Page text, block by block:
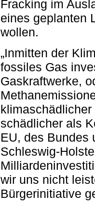
Fracking im
eines geplanten
wollen.
„Inmitten der
fossiles Gas
Gaskraftwerke,
schädlicher als
EU, des Bundes
Schleswig-
wir uns nicht
Bürgerinitiative